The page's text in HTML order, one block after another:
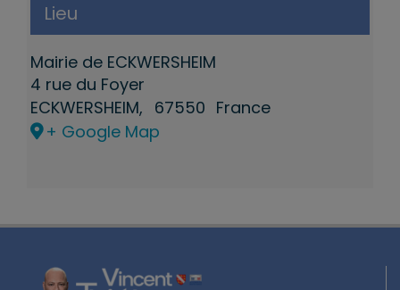
Lieu
Mairie de ECKWERSHEIM
4 rue du Foyer
ECKWERSHEIM, 67550 France
+ Google Map